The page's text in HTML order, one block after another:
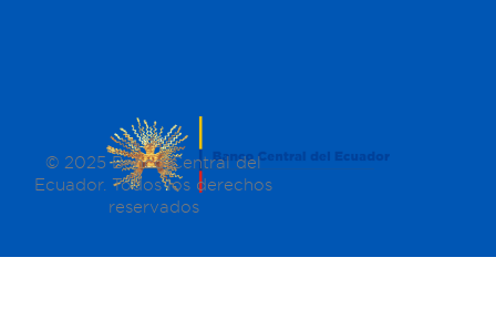
© 2025 Banco Central del
Ecuador. Todos los derechos
reservados